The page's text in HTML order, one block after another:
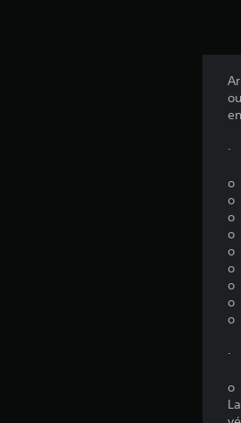
·
o
o
o
o
o
o
o
o
o
·
o